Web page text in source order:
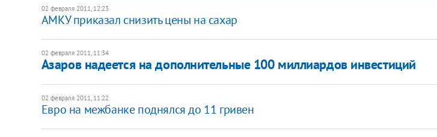
02 февраля 2011, 12:23
АМКУ приказал снизить цены на сахар
02 февраля 2011, 11:34
Азаров надеется на дополнительные 100 миллиардов инвестиций
02 февраля 2011, 11:22
Евро на межбанке поднялся до 11 гривен